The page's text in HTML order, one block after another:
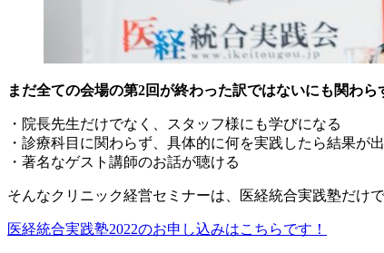
まだ全ての会場の第2回が終わった訳ではないにも関わ
・院長先生だけでなく、スタッフ様にも学びになる
・診療科目に関わらず、具体的に何を実践したら結果が
・著名なゲスト講師のお話が聴ける
そんなクリニック経営セミナーは、医経統合実践塾だけ
医経統合実践塾2022のお申し込みはこちらです！